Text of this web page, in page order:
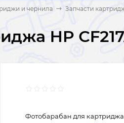
и чернила Запчасти
HP
Фотобарабан для картриджа